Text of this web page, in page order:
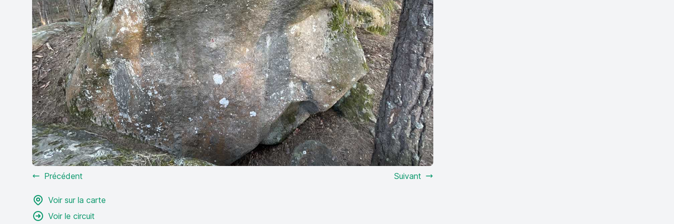
Précédent Suivant
Voir sur la carte
Voir le circuit